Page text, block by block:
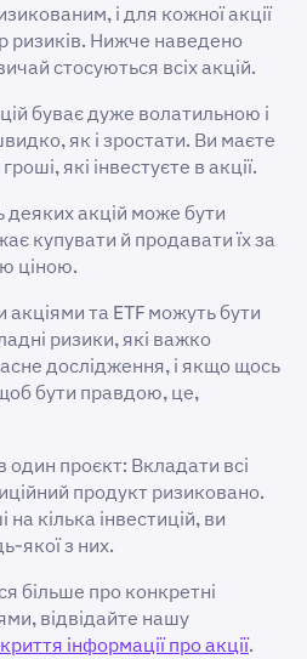
і для кожної акції
ризиків. Нижче наведено
стосуються всіх акцій.
буває дуже волатильною і
як і зростати. Ви маєте
які інвестуєте в акції.
деяких акцій може бути
купувати й продавати їх за
ціною.
та ETF можуть бути
ризики, які важко
дослідження, і якщо щось
бути правдою, це,
один проєкт: Вкладати всі
продукт ризиковано.
кілька інвестицій, ви
якої з них.
більше про конкретні
відвідайте нашу
інформації про акції.